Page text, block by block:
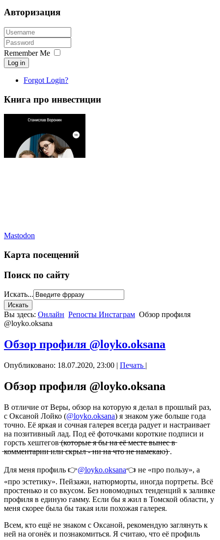
Авторизация
Remember Me
Log in
Forgot Login?
Книга про инвестиции
Mastodon
Карта посещений
Поиск по сайту
Искать...
Вы здесь: Онлайн Репосты Инстаграм Обзор профиля
@loyko.oksana
Обзор профиля @loyko.oksana
Опубликовано: 18.07.2020, 23:00 | Печать |
Обзор профиля @loyko.oksana
В отличие от Веры, обзор на которую я делал в прошлый раз,
с Оксаной Лойко (@loyko.oksana) я знаком уже больше года
точно. Её яркая и сочная галерея всегда радует и настраивает
на позитивный лад. Под её фоточками короткие подписи и
горсть хештегов ̶(̶к̶о̶т̶о̶р̶ы̶е̶ ̶я̶ ̶б̶ы̶ ̶н̶а̶ ̶е̶ё̶ ̶м̶е̶с̶т̶е̶ ̶в̶ы̶н̶е̶с̶ ̶в̶
̶к̶о̶м̶м̶е̶н̶т̶а̶р̶и̶и̶ ̶и̶л̶и̶ ̶с̶к̶р̶ы̶л̶ ̶-̶ ̶н̶и̶ ̶н̶а̶ ̶ч̶т̶о̶ ̶н̶е̶ ̶н̶а̶м̶е̶к̶а̶ю̶)̶ .
Для меня профиль 👉@loyko.oksana👈 не «про пользу», а
«про эстетику». Пейзажи, натюрморты, иногда портреты. Всё
простенько и со вкусом. Без новомодных тенденций к заливке
профиля в единую гамму. Если бы я жил в Томской области, у
меня скорее была бы такая или похожая галерея.
Всем, кто ещё не знаком с Оксаной, рекомендую заглянуть к
ней на огонёк и познакомиться. Я считаю, что её профиль